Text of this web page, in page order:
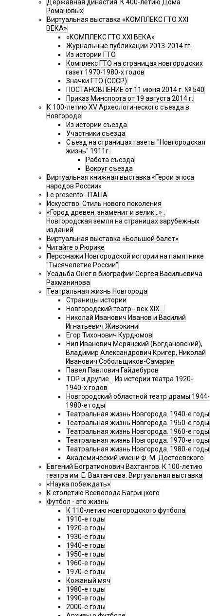
Державная династия. К 400-летию Дома
Романовых
Виртуальная выставка «КОМПЛЕКС ГТО XXI
ВЕКА»
«КОМПЛЕКС ГТО XXI ВЕКА»
Журнальные публикации 2013-2014 гг.
Из истории ГТО
Комплекс ГТО на страницах новгородских
газет 1970-1980-х годов
Значки ГТО (СССР)
ПОСТАНОВЛЕНИЕ от 11 июня 2014 г. № 540
Приказ Минспорта от 19 августа 2014 г.
К 100-летию XV Археологического съезда в
Новгороде
Из истории съезда
Участники съезда
Cъезд на страницах газеты "Новгородская
жизнь" 1911г.
Работа съезда
Вокруг съезда
Виртуальная книжная выставка «Герои эпоса
народов России»
Le presento...ITALIA
Искусство. Стиль нового поколения
«Город древен, знаменит и велик…» :
Новгородская земля на страницах зарубежных
изданий
Виртуальная выставка «Большой балет»
Читайте о Рюрике
Персонажи Новгородской истории на памятнике
"Тысячелетие России"
Усадьба Онег в биографии Сергея Васильевича
Рахманинова
Театральная жизнь Новгорода
Страницы истории
Новгородский театр - век XIX…
Николай Иванович Иванов и Василий
Игнатьевич Живокини
Егор Тихонович Курдюмов
Нил Иванович Мерянский (Богдановский),
Владимир Александрович Кригер, Николай
Иванович Собольщиков-Самарин
Павел Павлович Гайдебуров
ТОР и другие… Из истории театра 1920-
1940-х годов
Новгородский областной театр драмы 1944-
1980-е годы
Театральная жизнь Новгорода. 1940-е годы
Театральная жизнь Новгорода. 1950-е годы
Театральная жизнь Новгорода. 1960-е годы
Театральная жизнь Новгорода. 1970-е годы
Театральная жизнь Новгорода. 1980-е годы
Академический имени Ф. М. Достоевского
Евгений Богратионович Вахтангов. К 100-летию
театра им. Е. Вахтангова. Виртуальная выставка
«Наука побеждать»
К столетию Всеволода Багрицкого
Футбол - это жизнь
К 110-летию новгородского футбола
1910-е годы
1920-е годы
1930-е годы
1940-е годы
1950-е годы
1960-е годы
1970-е годы
Кожаный мяч
1980-е годы
1990-е годы
2000-е годы